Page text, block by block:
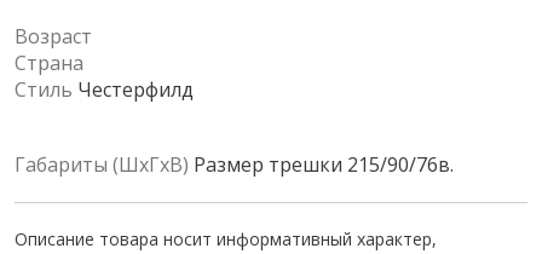
Возраст
Страна
Стиль Честерфилд
Габариты (ШхГхВ) Размер трешки 215/90/76в.
Описание товара носит информативный характер,